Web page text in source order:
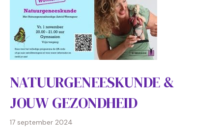
NATUURGENEESKUNDE &
JOUW GEZONDHEID
17 september 2024